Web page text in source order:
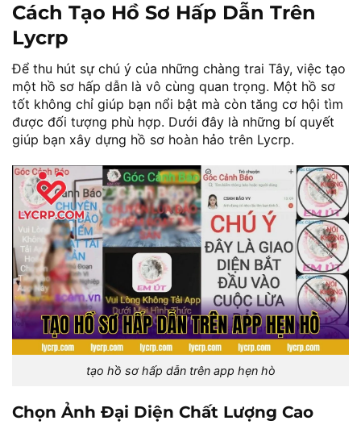
Cách Tạo Hồ Sơ Hấp Dẫn Trên
Lycrp
Để thu hút sự chú ý của những chàng trai Tây, việc tạo
một hồ sơ hấp dẫn là vô cùng quan trọng. Một hồ sơ
tốt không chỉ giúp bạn nổi bật mà còn tăng cơ hội tìm
được đối tượng phù hợp. Dưới đây là những bí quyết
giúp bạn xây dựng hồ sơ hoàn hảo trên Lycrp.
tạo hồ sơ hấp dẫn trên app hẹn hò
Chọn Ảnh Đại Diện Chất Lượng Cao